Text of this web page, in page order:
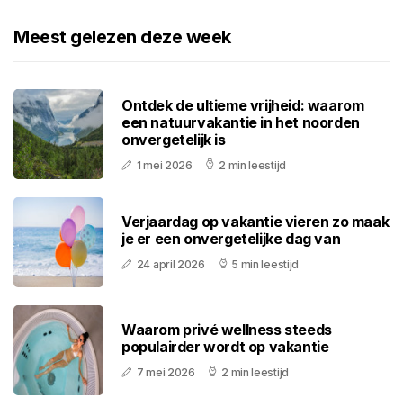
Meest gelezen deze week
Ontdek de ultieme vrijheid: waarom
een natuurvakantie in het noorden
onvergetelijk is
1 mei 2026 2 min leestijd
Verjaardag op vakantie vieren zo maak
je er een onvergetelijke dag van
24 april 2026 5 min leestijd
Waarom privé wellness steeds
populairder wordt op vakantie
7 mei 2026 2 min leestijd